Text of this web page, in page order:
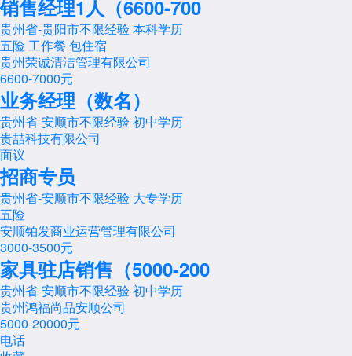
销售经理1人（6600-700
贵州省-贵阳市不限经验本科学历
五险工作餐 包住宿
贵州荣诚清洁管理有限公司
6600-7000元
业务经理（数名）
贵州省-安顺市不限经验初中学历
贵喆科技有限公司
面议
招商专员
贵州省-安顺市不限经验 大专学历
五险
安顺铂发商业运营管理有限公司
3000-3500元
家具驻店销售（5000-200
贵州省-安顺市不限经验初中学历
贵州鸿福尚品安顺公司
5000-20000元
电话